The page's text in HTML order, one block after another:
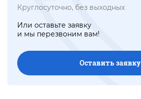
Круглосуточно, без выходных
Или оставьте заявку
и мы перезвоним вам!
Оставить заявку